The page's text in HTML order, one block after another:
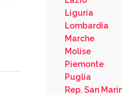
Liguria
Lombardia
Marche
Molise
Piemonte
Puglia
Rep. San